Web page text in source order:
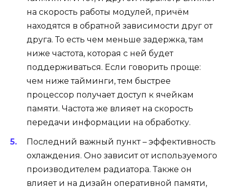
на скорость работы модулей, причём
находятся в обратной зависимости друг от
друга. То есть чем меньше задержка, там
ниже частота, которая с ней будет
поддерживаться. Если говорить проще:
чем ниже тайминги, тем быстрее
процессор получает доступ к ячейкам
памяти. Частота же влияет на скорость
передачи информации на обработку.
Последний важный пункт – эффективность
охлаждения. Оно зависит от используемого
производителем радиатора. Также он
влияет и на дизайн оперативной памяти,